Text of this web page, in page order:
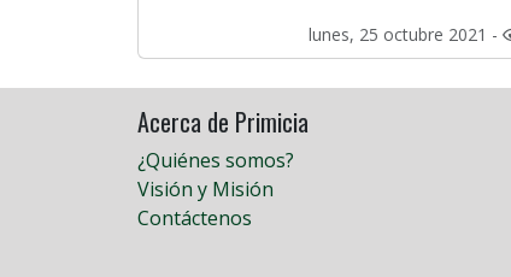
lunes, 25 octubre 2021 -
Acerca de Primicia
¿Quiénes somos?
Visión y Misión
Contáctenos